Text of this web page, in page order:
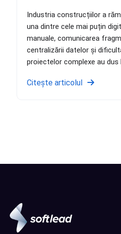
Industria construcțiilor a
una dintre cele mai puțin
manuale, comunicarea
centralizării datelor și
proiectelor complexe au dus
Citește articolul